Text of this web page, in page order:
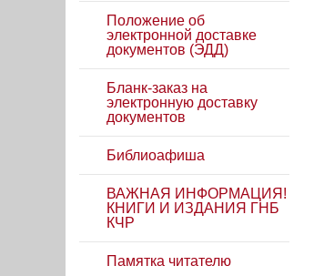
Положение об
электронной доставке
документов (ЭДД)
Бланк-заказ на
электронную доставку
документов
Библиоафиша
ВАЖНАЯ ИНФОРМАЦИЯ!
КНИГИ И ИЗДАНИЯ ГНБ
КЧР
Памятка читателю